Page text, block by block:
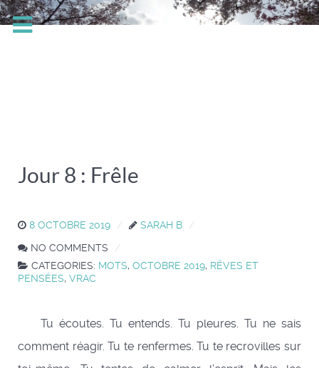
Jour 8 : Frêle
8 OCTOBRE 2019
SARAH B
NO COMMENTS
CATEGORIES: MOTS, OCTOBRE 2019, RÊVES ET
PENSÉES, VRAC
Tu écoutes. Tu entends. Tu pleures. Tu ne sais
comment réagir. Tu te renfermes. Tu te recrovilles sur